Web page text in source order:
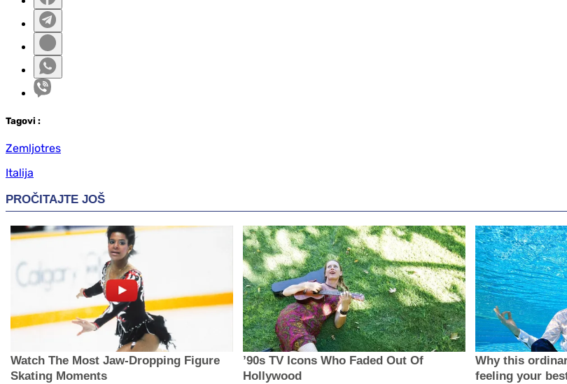
Tagovi :
Zemljotres
Italija